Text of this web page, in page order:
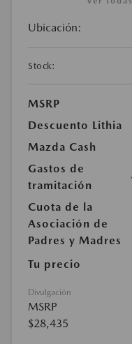
Ubicación:
Stock:
MSRP
Descuento Lithia
Mazda Cash
Gastos de
tramitación
Cuota de la
Asociación de
Padres y Madres
Tu precio
Divulgación
MSRP
$28,435